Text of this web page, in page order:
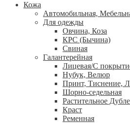
Кожа
Автомобильная,
Для одежды
Овчина, Коза
КРС (Бычина)
Свиная
Галантерейная
Лицевая/С
Нубук, Велюр
Принт, Тиснение,
Шорно-седельная
Растительное
Краст
Ременная